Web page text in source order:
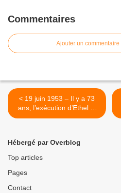
Commentaires
Ajouter un commentaire
< 19 juin 1953 – Il y a 73
ans, l’exécution d’Ethel et
Julius ROSENBERG
Hébergé par Overblog
Top articles
Pages
Contact